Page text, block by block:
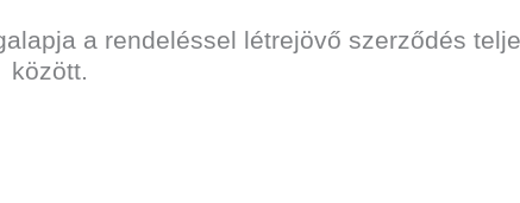
a rendeléssel létrejövő szerződés
között.